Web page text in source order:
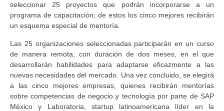
seleccionar 25 proyectos que podrán incorporarse a un
programa de capacitación; de estos los cinco mejores recibirán
un esquema especial de mentoría.
Las 25 organizaciones seleccionadas participarán en un curso
de manera remota, con duración de dos meses, en el que
desarrollarán habilidades para adaptarse eficazmente a las
nuevas necesidades del mercado. Una vez concluido, se elegirá
a las cinco mejores empresas, quienes recibirán mentorías
sobre competencias de negocio y tecnología por parte de SAP
México y Laboratoria, startup latinoamericana líder en la